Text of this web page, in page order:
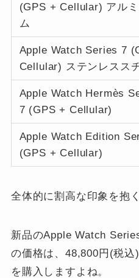
(GPS + Cellular) アル
ム
Apple Watch Series 7
Cellular) ステンレスス
Apple Watch Hermès
7 (GPS + Cellular)
Apple Watch Edition
(GPS + Cellular)
全体的に割高な印象を抱
新品のApple Watch
の価格は、48,800円(税
を購入しますよね。